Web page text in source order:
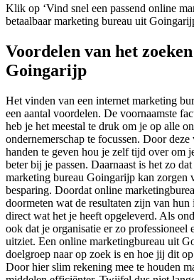
Klik op ‘Vind snel een passend online
betaalbaar marketing bureau uit
Voordelen van het
Goingarijp
Het vinden van een internet marketing
een aantal voordelen. De voornaamste
heb je het meestal te druk om je op alle
ondernemerschap te focussen. Door
handen te geven hou je zelf tijd over om
beter bij je passen. Daarnaast is het zo
marketing bureau Goingarijp kan zorgen
besparing. Doordat online
doormeten wat de resultaten zijn van
direct wat het je heeft opgeleverd. Als
ook dat je organisatie er zo professioneel
uitziet. Een online marketingbureau uit
doelgroep naar op zoek is en hoe jij dit
Door hier slim rekening mee te houden